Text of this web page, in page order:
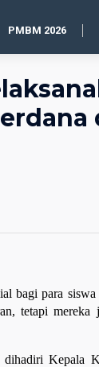
PMBM 2026
bagi para
tetapi mereka
Kepala